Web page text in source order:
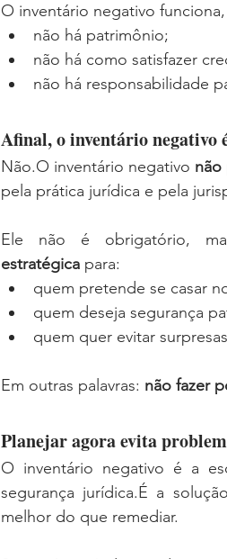
O inventário negativo
não há patrimônio;
não há como satisfazer
não há responsabilidade
Afinal, o inventário negativo
Não.O inventário negativo não
pela prática jurídica e pela
Ele não é obrigatório,
estratégica para:
quem pretende se casar
quem deseja segurança
quem quer evitar
Em outras palavras: não fazer
Planejar agora evita
O inventário negativo é a
segurança jurídica.É a
melhor do que remediar.